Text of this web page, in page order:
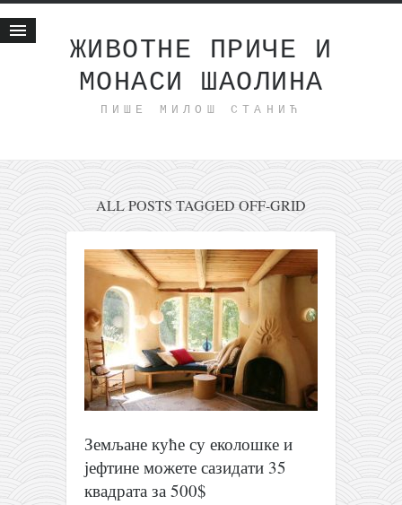
ЖИВОТНЕ ПРИЧЕ И
МОНАСИ ШАОЛИНА
ПИШЕ МИЛОШ СТАНИЋ
Животне приче
интернет пословање
исхраном до здравља
мој хаику
моменти и места
бонус садржај
светлопис
законоправило
духовни отац
православље
забрањена историја
ћирилица
породичне приче
ALL POSTS TAGGED OFF-GRID
Земљане куће су еколошке и
јефтине можете сазидати 35
квадрата за 500$